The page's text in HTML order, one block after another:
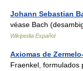
Johann Sebastian
véase Bach
Wikipedia Español
Axiomas de
Fraenkel, formulados